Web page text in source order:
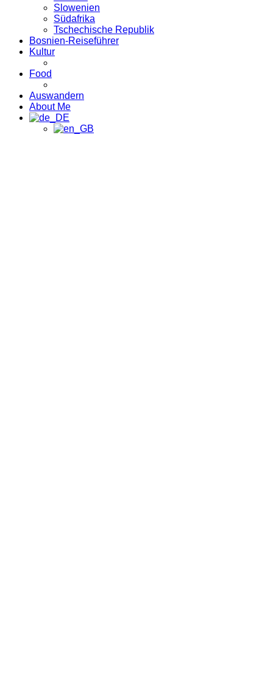
Slowenien
Südafrika
Tschechische Republik
Bosnien-Reiseführer
Kultur
Food
Auswandern
About Me